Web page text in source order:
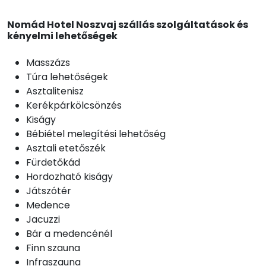
Nomád Hotel Noszvaj szállás szolgáltatások és
kényelmi lehetőségek
Masszázs
Túra lehetőségek
Asztalitenisz
Kerékpárkölcsönzés
Kiságy
Bébiétel melegítési lehetőség
Asztali etetőszék
Fürdetőkád
Hordozható kiságy
Játszótér
Medence
Jacuzzi
Bár a medencénél
Finn szauna
Infraszauna